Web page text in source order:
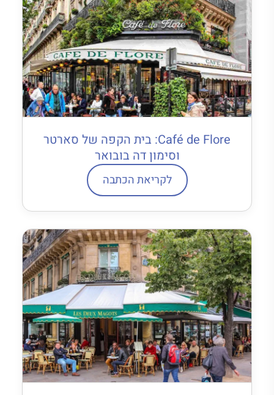
Café de Flore: בית הקפה של סארטר
וסימון דה בובואר
לקריאת הכתבה